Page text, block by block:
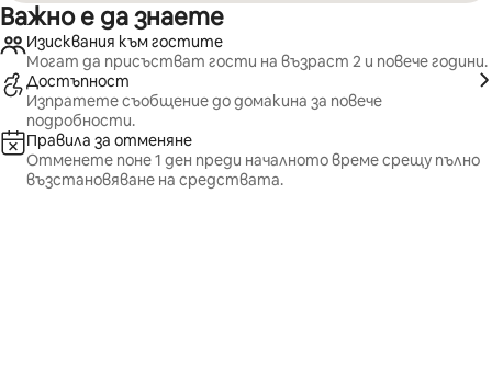
Важно е да знаете
Изисквания към гостите
Могат да присъстват гости на възраст 2 и повече години.
Достъпност
Изпратете съобщение до домакина за повече
подробности.
Правила за отменяне
Отменете поне 1 ден преди началното време срещу пълно
възстановяване на средствата.